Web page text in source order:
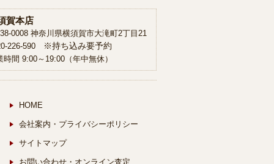
賀本店
0008 神奈川県横須賀市大滝町2丁目21
226-590
※持ち込み要予約
時間 9:00～19:00（年中無休）
HOME
会社案内・プライバシーポリシー
サイトマップ
お問い合わせ・オンライン査定